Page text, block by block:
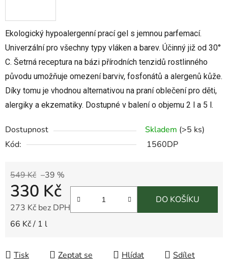
Ekologický hypoalergenní prací gel s jemnou parfemací.
Univerzální pro všechny typy vláken a barev. Účinný již od 30°
C. Šetrná receptura na bázi přírodních tenzidů rostlinného
původu umožňuje omezení barviv, fosfonátů a alergenů kůže.
Díky tomu je vhodnou alternativou na praní oblečení pro děti,
alergiky a ekzematiky. Dostupné v balení o objemu 2 l a 5 l.
Dostupnost Skladem (>5 ks)
Kód:
1560DP
549 Kč –39 %
330 Kč
273 Kč bez DPH
Měrná cena:
66 Kč / 1 l
DO KOŠÍKU
Tisk Zeptat se Hlídat Sdílet